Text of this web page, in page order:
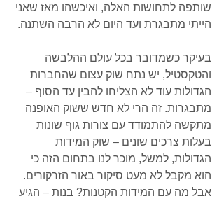
שותפה לתחושות האלה, ואיכשהו מאז שאני
הייתי מתבגרת ועד היום לא הרבה השתנה.
בעיקר כשמדובר בכל עולם ההלבשה
והטקסטיל, יש נתח שוק עצום שהחברות
הגדולות עוד לא הצליחו להבין עד הסוף –
מתבגרות. זה הרי לא חדש ששוק האופנה
מתקשה להתמודד עם צורות גוף שונות
בעלות צרכים שונים – שוק המידות
הגדולות, למשל, מוכר לנו בתחום הזה כי
הוא מקבל לא מעט סיקור באור הזרקורים.
אבל מה עם המידות הקטנות? בנות – הגיע